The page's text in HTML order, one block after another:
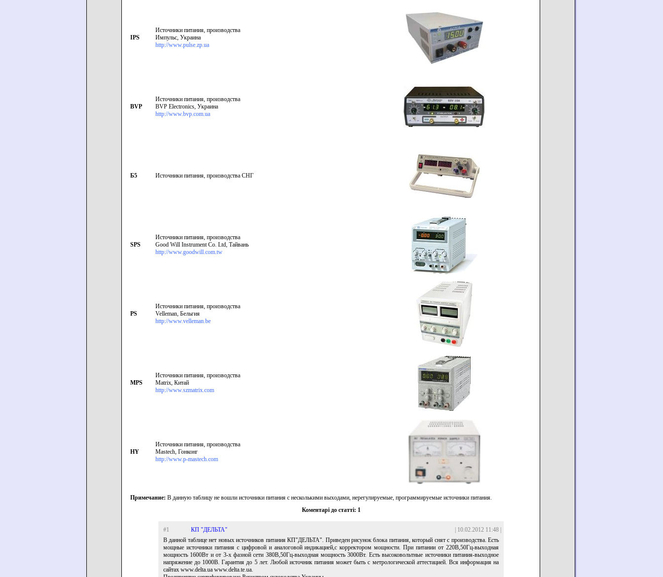
IPS
Источники питания, производства
Импульс, Украина
http://www.pulse.zp.ua
BVP
Источники питания, производства
BVP Electronics, Украина
http://www.bvp.com.ua
Б5 Источники питания, производства СНГ
SPS
Источники питания, производства
Good Will Instrument Co. Ltd, Тайвань
http://www.goodwill.com.tw
PS
Источники питания, производства
Velleman, Бельгия
http://www.velleman.be
MPS
Источники питания, производства
Matrix, Китай
http://www.szmatrix.com
HY
Источники питания, производства
Mastech, Гонконг
http://www.p-mastech.com
Примечание: В данную таблицу не вошли источники питания с несколькими выходами, нерегулируемые, программируемые источники питания.
Коментарі до статті: 1
#1 КП "ДЕЛЬТА"
| 10.02.2012 11:48 |
В данной таблице нет новых источников питания КП"ДЕЛЬТА". Приведен рисунок блока питания, который снят с производства. Есть
мощные источники питания с цифровой и аналоговой индикацией,с корректором мощности. При питании от 220В,50Гц-выходная
мощность 1600Вт и от 3-х фазной сети 380В,50Гц-выходная мощность 3000Вт. Есть высоковольтные источники питания-выходное
напряжение до 1000В. Гарантия до 5 лет. Любой источник питания может быть с метрологической аттестацией. Вся информация на
сайтах www.delta.ua www.delta.te.ua.